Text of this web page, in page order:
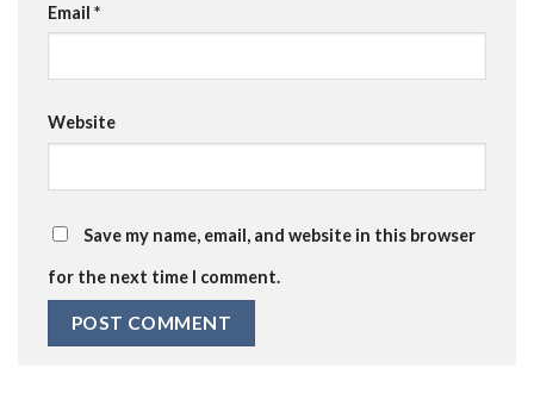
Email *
Website
Save my name, email, and website in this browser
for the next time I comment.